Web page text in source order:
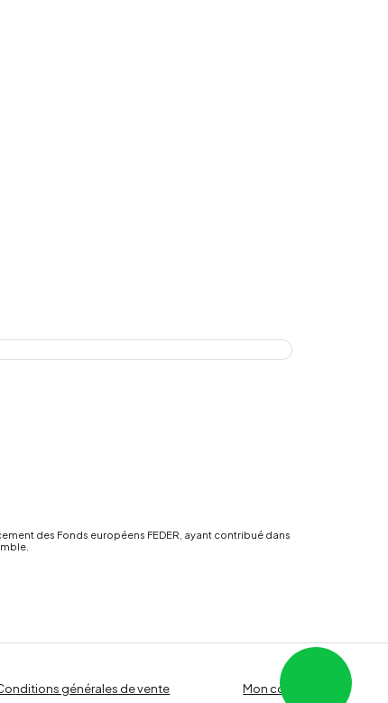
des Fonds européens FEDER, ayant contribué dans
générales de vente Mon compte